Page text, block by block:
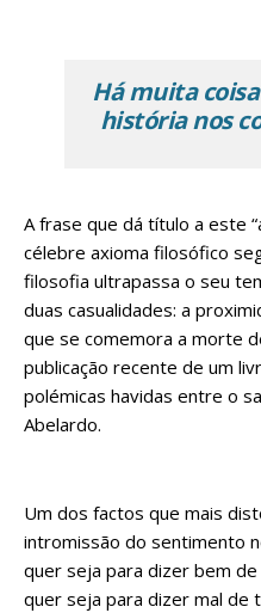
Há muita
história nos
A frase que dá título a este
célebre axioma filosófico
filosofia ultrapassa o seu
duas casualidades: a
que se comemora a morte
publicação recente de um
polémicas havidas entre o
Abelardo.
Um dos factos que mais
intromissão do sentimento
quer seja para dizer bem
quer seja para dizer mal de